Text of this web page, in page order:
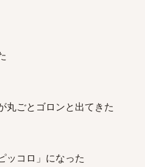
丸ごとゴロンと出てきた
ッコロ」になった